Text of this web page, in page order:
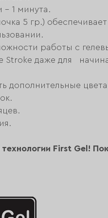
- 1 минута.
5 гр.) обеспечивает
работы с
Stroke даже для
дополнительные
First Gel!